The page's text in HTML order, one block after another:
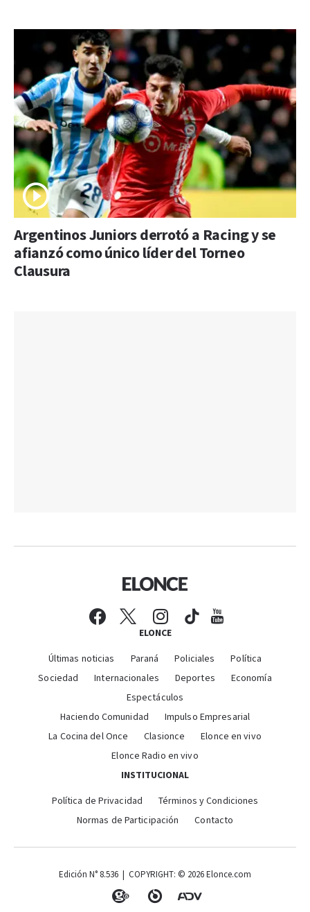
Argentinos Juniors derrotó a Racing y se
afianzó como único líder del Torneo
Clausura
ELONCE
Últimas noticias Paraná Policiales
Política
Sociedad
Internacionales Deportes
Economía
Espectáculos
Haciendo Comunidad
Impulso Empresarial
La Cocina del Once
Clasionce
Elonce en vivo
Elonce Radio en vivo
INSTITUCIONAL
Política de Privacidad
Términos y Condiciones
Normas de Participación
Contacto
Edición N° 8.536 | COPYRIGHT: © 2026 Elonce.com